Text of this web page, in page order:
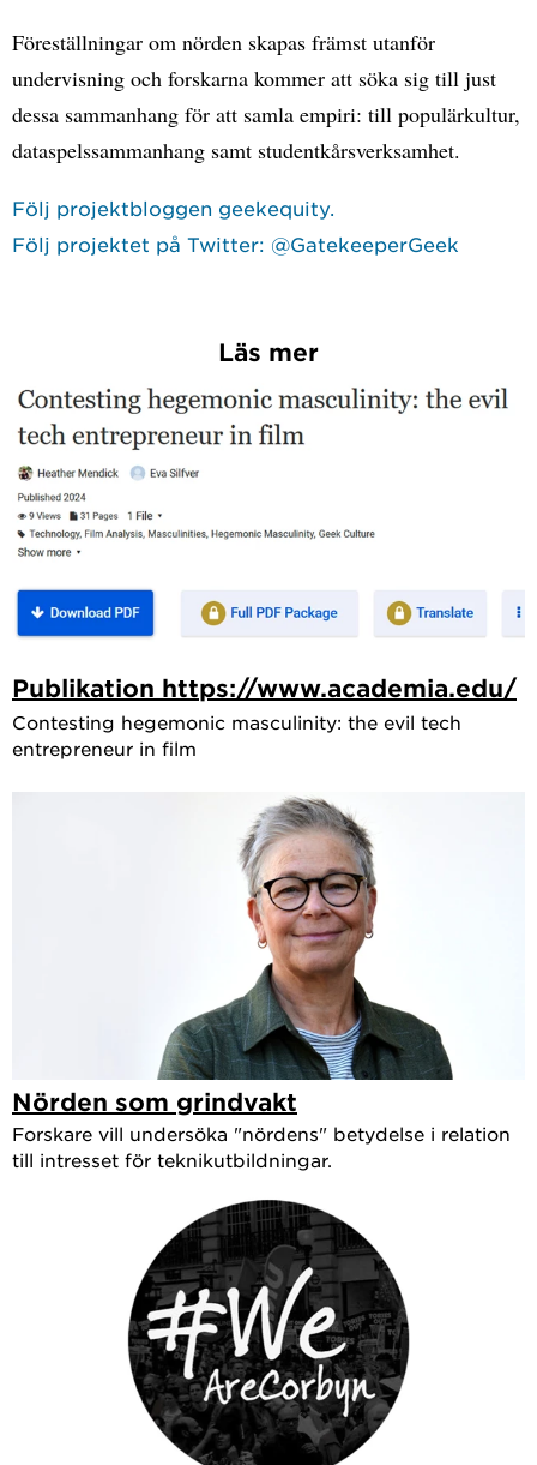
Föreställningar om nörden skapas främst utanför
undervisning och forskarna kommer att söka sig till just
dessa sammanhang för att samla empiri: till populärkultur,
dataspelssammanhang samt studentkårsverksamhet.
Följ projektbloggen geekequity.
Följ projektet på Twitter: @GatekeeperGeek
Läs mer
Publikation https://www.academia.edu/
Contesting hegemonic masculinity: the evil tech
entrepreneur in film
Nörden som grindvakt
Forskare vill undersöka "nördens" betydelse i relation
till intresset för teknikutbildningar.